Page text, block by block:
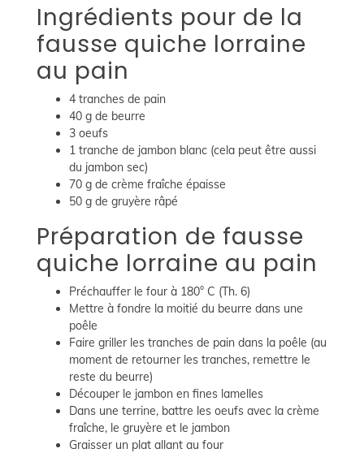
Ingrédients pour de la
fausse quiche lorraine
au pain
4 tranches de pain
40 g de beurre
3 oeufs
1 tranche de jambon blanc (cela peut être aussi
du jambon sec)
70 g de crème fraîche épaisse
50 g de gruyère râpé
Préparation de fausse
quiche lorraine au pain
Préchauffer le four à 180° C (Th. 6)
Mettre à fondre la moitié du beurre dans une
poêle
Faire griller les tranches de pain dans la poêle (au
moment de retourner les tranches, remettre le
reste du beurre)
Découper le jambon en fines lamelles
Dans une terrine, battre les oeufs avec la crème
fraîche, le gruyère et le jambon
Graisser un plat allant au four